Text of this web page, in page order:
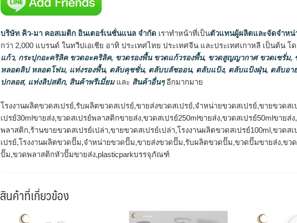
บริษัท คิว-มา คอสเมติก อินเตอร์เนชั่นแนล จำกัด เราทำหน้าที่เป็นตัวแทนผู้ผลิตและจัดจำห
กว่า 2,000 แบรนด์ ในทวีปเอเชีย อาทิ ประเทศไทย ประเทศจีน และประเทศเกาหลี เป็นต้น
แก้ว, กระปุกอะคริลิค ขวดอะคริลิค, ขวดรองพื้น ขวดแก้วรองพื้น, ขวดสูญญากาศ ขวดเซรั่ม,
หลอดลิป หลอดโฟม, แท่งรองพื้น, ตลับคุชชั่น, ตลับบลัชออน, ตลับแป้ง, ตลับแป้งฝุ่น, ตลับอา
ปกลอส, แท่งลิปสติก, สินค้าพรีเมี่ยมและ สินค้าอื่นๆอีกมากมาย
โรงงานผลิตขวดสเปรย์,รับผลิตขวดสเปรย์,ขายส่งขวดสเปรย์,จำหน่ายขวดสเปรย์,ขายขวดส
เปรย์30mlขายส่ง,ขวดสเปรย์พลาสติกขายส่ง,ขวดสเปรย์250mlขายส่ง,ขวดสเปรย์50mlขาย
พลาสติก,ร้านขายขวดสเปรย์เปล่า,ขายขวดสเปรย์เปล่า,โรงงานผลิตขวดสเปรย์100ml,ขวดส
เปรย์,โรงงานผลิตขวดปั๊ม,จำหน่ายขวดปั๊ม,ขายส่งขวดปั๊ม,รับผลิตขวดปั๊ม,ขวดปั๊มขายส่ง,ขว
ปั๊ม,ขวดพลาสติกหัวปั๊มขายส่ง,plasticparkบรรจุภัณฑ์
สินค้าที่เกี่ยวข้อง